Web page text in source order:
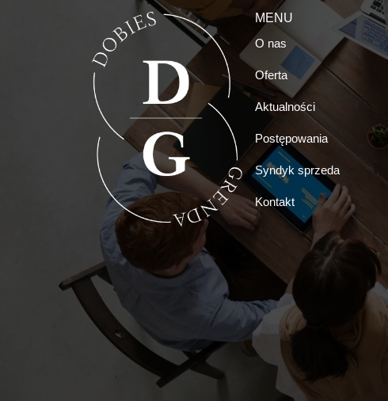
MENU
O nas
Oferta
Aktualności
Postępowania
Syndyk sprzeda
Kontakt